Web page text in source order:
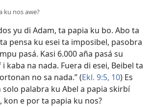
ku nos awe?
yu di Adam, ta papia ku bo. Abo ta
ta pensa ku esei ta imposibel, pasobra
pasá. Kasi 6.000 aña pasá su
kaba na nada. Fuera di esei, Beibel ta
no sa nada.” (Ekl. 9:​5, 10) Es
palabra ku Abel a papia skirbí
kon e por ta papia ku nos?